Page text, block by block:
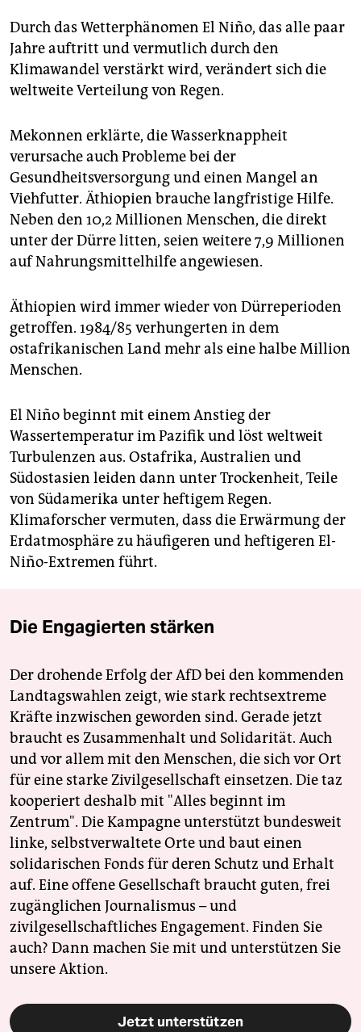
Durch das Wetterphänomen El Niño, das alle paar
Jahre auftritt und vermutlich durch den
Klimawandel verstärkt wird, verändert sich die
weltweite Verteilung von Regen.
Mekonnen erklärte, die Wasserknappheit
verursache auch Probleme bei der
Gesundheitsversorgung und einen Mangel an
Viehfutter. Äthiopien brauche langfristige Hilfe.
Neben den 10,2 Millionen Menschen, die direkt
unter der Dürre litten, seien weitere 7,9 Millionen
auf Nahrungsmittelhilfe angewiesen.
Äthiopien wird immer wieder von Dürreperioden
getroffen. 1984/85 verhungerten in dem
ostafrikanischen Land mehr als eine halbe Million
Menschen.
El Niño beginnt mit einem Anstieg der
Wassertemperatur im Pazifik und löst weltweit
Turbulenzen aus. Ostafrika, Australien und
Südostasien leiden dann unter Trockenheit, Teile
von Südamerika unter heftigem Regen.
Klimaforscher vermuten, dass die Erwärmung der
Erdatmosphäre zu häufigeren und heftigeren El-
Niño-Extremen führt.
Die Engagierten stärken
Der drohende Erfolg der AfD bei den kommenden
Landtagswahlen zeigt, wie stark rechtsextreme
Kräfte inzwischen geworden sind. Gerade jetzt
braucht es Zusammenhalt und Solidarität. Auch
und vor allem mit den Menschen, die sich vor Ort
für eine starke Zivilgesellschaft einsetzen. Die taz
kooperiert deshalb mit "Alles beginnt im
Zentrum". Die Kampagne unterstützt bundesweit
linke, selbstverwaltete Orte und baut einen
solidarischen Fonds für deren Schutz und Erhalt
auf. Eine offene Gesellschaft braucht guten, frei
zugänglichen Journalismus – und
zivilgesellschaftliches Engagement. Finden Sie
auch? Dann machen Sie mit und unterstützen Sie
unsere Aktion.
Jetzt unterstützen